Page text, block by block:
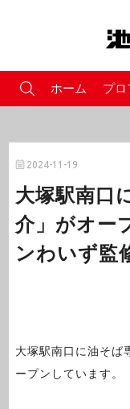
ホーム プロ
2024-11-19
大塚駅南口
介」がオー
ンわいず監
大塚駅南口に油そば
ープンしています。